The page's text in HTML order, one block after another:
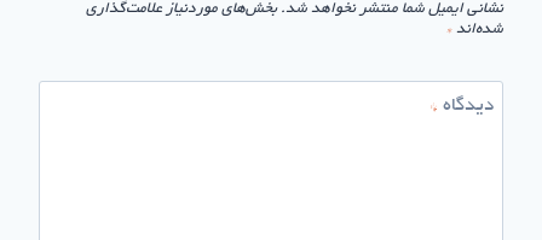
نشانی ایمیل شما منتشر نخواهد شد. بخش‌های موردنیاز علامت‌گذاری
شده‌اند *
دیدگاه *